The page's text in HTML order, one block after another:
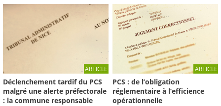
ARTICLE
Déclenchement tardif du PCS
malgré une alerte préfectorale
: la commune responsable
ARTICLE
PCS : de l’obligation
réglementaire à l’efficience
opérationnelle